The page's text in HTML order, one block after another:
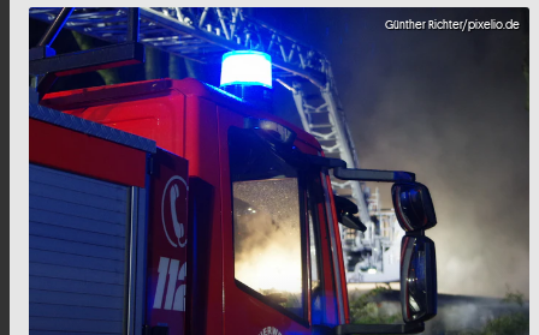
Günther Richter/pixelio.de